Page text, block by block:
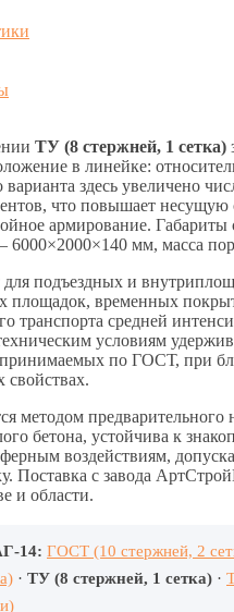
ТУ (8 стержней, 1 сетка)
в линейке:
здесь увеличено
что повышает несущую
армирование. Габариты
6000×2000×140 мм, масса
для подъездных и
площадок, временных
транспорта средней
условиям
по ГОСТ, при
свойствах.
методом предварительного
бетона, устойчива к
воздействиям,
Поставка с завода
и области.
14: ГОСТ (10 стержней, 2
· ТУ (8 стержней, 1 сетка) ·